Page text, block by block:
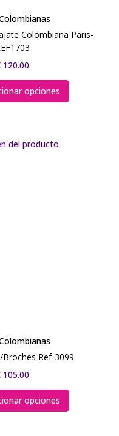
Colombiana Paris-
120.00
opciones
Broches Ref-3099
105.00
opciones